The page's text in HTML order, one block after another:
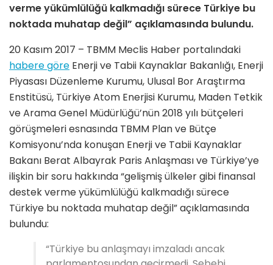
verme yükümlülüğü kalkmadığı sürece Türkiye bu
noktada muhatap değil” açıklamasında bulundu.
20 Kasım 2017 – TBMM Meclis Haber portalındaki
habere göre Enerji ve Tabii Kaynaklar Bakanlığı, Enerji
Piyasası Düzenleme Kurumu, Ulusal Bor Araştırma
Enstitüsü, Türkiye Atom Enerjisi Kurumu, Maden Tetkik
ve Arama Genel Müdürlüğü’nün 2018 yılı bütçeleri
görüşmeleri esnasında TBMM Plan ve Bütçe
Komisyonu’nda konuşan Enerji ve Tabii Kaynaklar
Bakanı Berat Albayrak Paris Anlaşması ve Türkiye’ye
ilişkin bir soru hakkında “gelişmiş ülkeler gibi finansal
destek verme yükümlülüğü kalkmadığı sürece
Türkiye bu noktada muhatap değil” açıklamasında
bulundu:
“Türkiye bu anlaşmayı imzaladı ancak